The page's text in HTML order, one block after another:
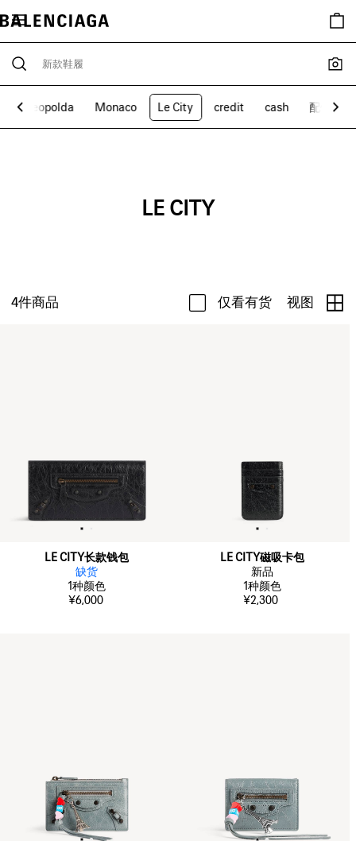
Leopolda Monaco Le City credit cash 配饰
LE CITY
4件商品 仅看有货 视图
LE CITY长款钱包
缺货
1种颜色
¥6,000
LE CITY磁吸卡包
新品
1种颜色
¥2,300